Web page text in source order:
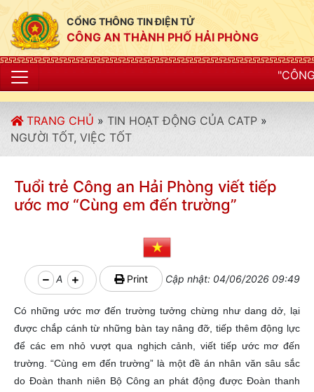
CỔNG THÔNG TIN ĐIỆN TỬ
CÔNG AN THÀNH PHỐ HẢI PHÒNG
"CÔNG AN THÀNH PHỐ HẢI
TRANG CHỦ » TIN HOẠT ĐỘNG CỦA CATP »
NGƯỜI TỐT, VIỆC TỐT
Tuổi trẻ Công an Hải Phòng viết tiếp
ước mơ “Cùng em đến trường”
A Print Cập nhật: 04/06/2026 09:49
Có những ước mơ đến trường tưởng chừng như dang dở, lại
được chắp cánh từ những bàn tay nâng đỡ, tiếp thêm động lực
để các em nhỏ vượt qua nghịch cảnh, viết tiếp ước mơ đến
trường. “Cùng em đến trường” là một đề án nhân văn sâu sắc
do Đoàn thanh niên Bộ Công an phát động được Đoàn thanh